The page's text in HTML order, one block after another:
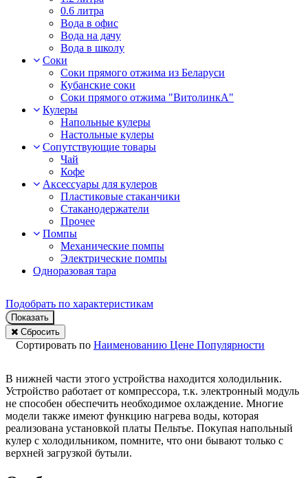
0.6 литра
Вода в офис
Вода на дачу
Вода в школу
Соки
Соки прямого отжима из Беларуси
Кубанские соки
Соки прямого отжима "ВитолинкА"
Кулеры
Напольные кулеры
Настольные кулеры
Сопутствующие товары
Чай
Кофе
Аксессуары для кулеров
Пластиковые стаканчики
Стаканодержатели
Прочее
Помпы
Механические помпы
Электрические помпы
Одноразовая тара
Подобрать по характеристикам
Показать
Сбросить
Сортировать по Наименованию Цене Популярности
В нижней части этого устройства находится холодильник.
Устройство работает от компрессора, т.к. электронный модуль
не способен обеспечить необходимое охлаждение. Многие
модели также имеют функцию нагрева воды, которая
реализована установкой платы Пельтье. Покупая напольный
кулер с холодильником, помните, что они бывают только с
верхней загрузкой бутыли.